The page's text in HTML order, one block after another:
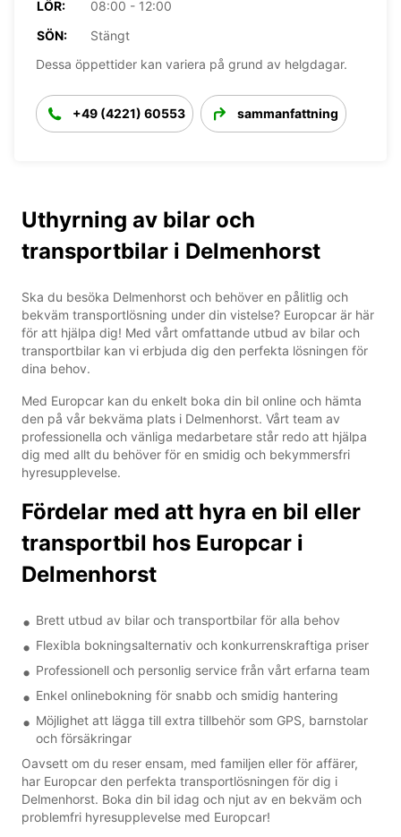
LÖR:
08:00 - 12:00
SÖN:
Stängt
Dessa öppettider kan variera på grund av helgdagar.
+49 (4221) 60553 sammanfattning
Uthyrning av bilar och
transportbilar i Delmenhorst
Ska du besöka Delmenhorst och behöver en pålitlig och
bekväm transportlösning under din vistelse? Europcar är här
för att hjälpa dig! Med vårt omfattande utbud av bilar och
transportbilar kan vi erbjuda dig den perfekta lösningen för
dina behov.
Med Europcar kan du enkelt boka din bil online och hämta
den på vår bekväma plats i Delmenhorst. Vårt team av
professionella och vänliga medarbetare står redo att hjälpa
dig med allt du behöver för en smidig och bekymmersfri
hyresupplevelse.
Fördelar med att hyra en bil eller
transportbil hos Europcar i
Delmenhorst
Brett utbud av bilar och transportbilar för alla behov
Flexibla bokningsalternativ och konkurrenskraftiga priser
Professionell och personlig service från vårt erfarna team
Enkel onlinebokning för snabb och smidig hantering
Möjlighet att lägga till extra tillbehör som GPS, barnstolar
och försäkringar
Oavsett om du reser ensam, med familjen eller för affärer,
har Europcar den perfekta transportlösningen för dig i
Delmenhorst. Boka din bil idag och njut av en bekväm och
problemfri hyresupplevelse med Europcar!